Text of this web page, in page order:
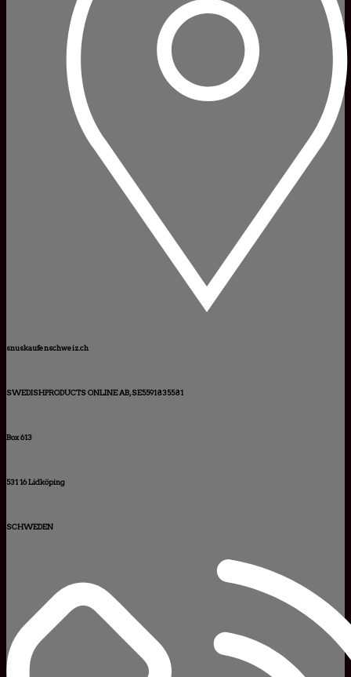
snuskaufenschweiz.ch
SWEDISHPRODUCTS ONLINE AB, SE5591835581
Box 613
531 16 Lidköping
SCHWEDEN